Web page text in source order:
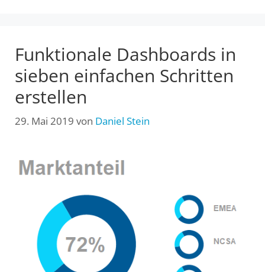
Funktionale Dashboards in
sieben einfachen Schritten
erstellen
29. Mai 2019 von Daniel Stein